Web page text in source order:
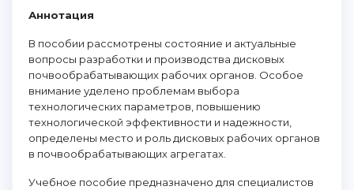
Аннотация
В пособии рассмотрены состояние и актуальные
вопросы разработки и производства дисковых
почвообрабатывающих рабочих органов. Особое
внимание уделено проблемам выбора
технологических параметров, повышению
технологической эффективности и надежности,
определены место и роль дисковых рабочих органов
в почвообрабатывающих агрегатах.
Учебное пособие предназначено для специалистов